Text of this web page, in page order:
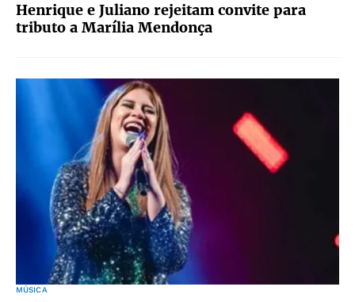
Henrique e Juliano rejeitam convite para
tributo a Marília Mendonça
MÚSICA